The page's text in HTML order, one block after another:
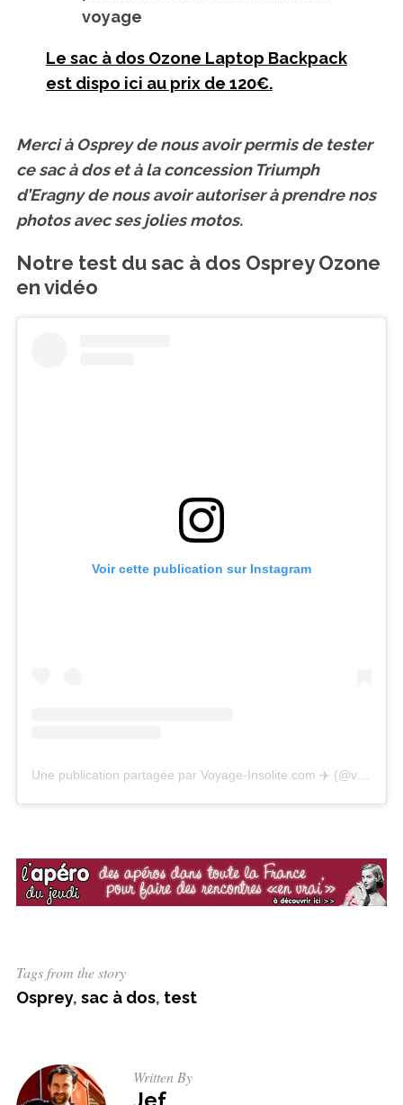
voyage
Le sac à dos Ozone Laptop Backpack
est dispo ici au prix de 120€.
Merci à Osprey de nous avoir permis de tester
ce sac à dos et à la concession Triumph
d’Eragny de nous avoir autoriser à prendre nos
photos avec ses jolies motos.
Notre test du sac à dos Osprey Ozone
en vidéo
Voir cette publication sur Instagram
Une publication partagée par Voyage-Insolite.com ✈️ (@voyageinsolite)
Tags from the story
Osprey, sac à dos, test
Written By